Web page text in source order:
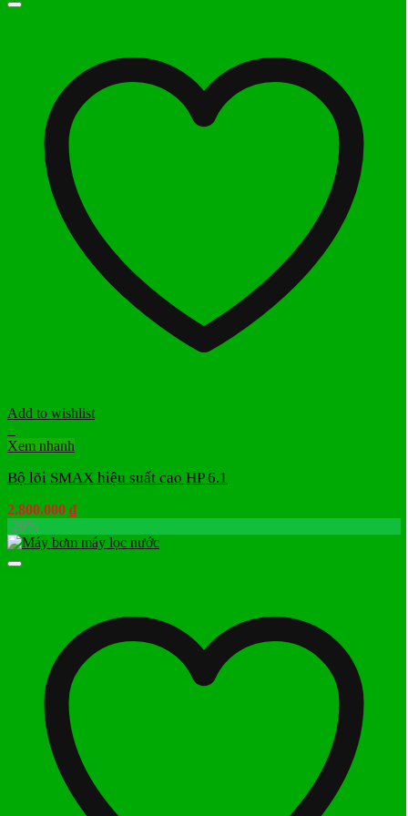
Add to wishlist
+
Xem nhanh
Bộ lõi SMAX hiệu suất cao HP 6.1
2.800.000 ₫
-29%